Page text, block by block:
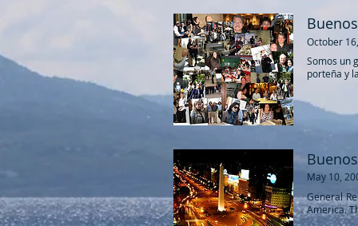
October
Somos un
porteña y
May 10,
General
America.